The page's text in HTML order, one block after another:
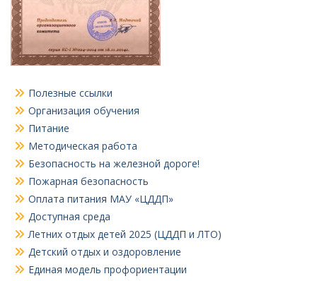
Полезные ссылки
Организация обучения
Питание
Методическая работа
Безопасность на железной дороге!
Пожарная безопасность
Оплата питания МАУ «ЦДДП»
Доступная среда
Летних отдых детей 2025 (ЦДДП и ЛТО)
Детский отдых и оздоровление
Единая модель профориентации